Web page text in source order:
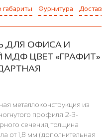
габариты Фурнитура Доставка
ДЛЯ ОФИСА И
МДФ ЦВЕТ «ГРАФИТ»
металлоконструкция из
профиля 2-3-
сечения, толщина
от 1,8 мм (дополнительная